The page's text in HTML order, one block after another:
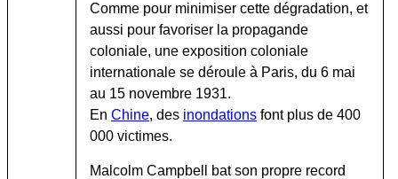
Comme pour minimiser cette dégradation, et
aussi pour favoriser la propagande
coloniale, une exposition coloniale
internationale se déroule à Paris, du 6 mai
au 15 novembre 1931.
En Chine, des inondations font plus de 400
000 victimes.
Malcolm Campbell bat son propre record